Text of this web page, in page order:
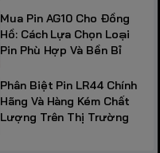
Mua Pin AG10 Cho Đồng
Hồ: Cách Lựa Chọn Loại
Pin Phù Hợp Và Bền Bỉ
Phân Biệt Pin LR44 Chính
Hãng Và Hàng Kém Chất
Lượng Trên Thị Trường